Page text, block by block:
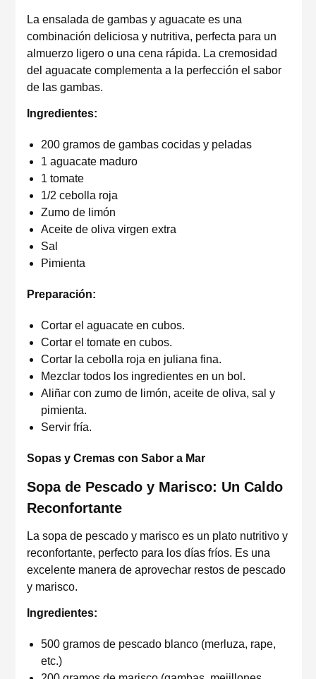
La ensalada de gambas y aguacate es una
combinación deliciosa y nutritiva, perfecta para un
almuerzo ligero o una cena rápida. La cremosidad
del aguacate complementa a la perfección el sabor
de las gambas.
Ingredientes:
200 gramos de gambas cocidas y peladas
1 aguacate maduro
1 tomate
1/2 cebolla roja
Zumo de limón
Aceite de oliva virgen extra
Sal
Pimienta
Preparación:
Cortar el aguacate en cubos.
Cortar el tomate en cubos.
Cortar la cebolla roja en juliana fina.
Mezclar todos los ingredientes en un bol.
Aliñar con zumo de limón, aceite de oliva, sal y
pimienta.
Servir fría.
Sopas y Cremas con Sabor a Mar
Sopa de Pescado y Marisco: Un Caldo
Reconfortante
La sopa de pescado y marisco es un plato nutritivo y
reconfortante, perfecto para los días fríos. Es una
excelente manera de aprovechar restos de pescado
y marisco.
Ingredientes:
500 gramos de pescado blanco (merluza, rape,
etc.)